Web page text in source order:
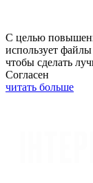
С целью
использует
чтобы сделать
Согласен
читать больше